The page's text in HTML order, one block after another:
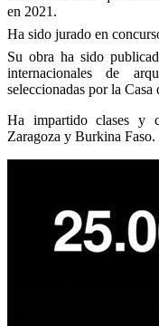
en 2021.
Ha sido jurado en
Su obra ha sido
internacionales de
seleccionadas por la
Ha impartido clases y
Zaragoza y Burkina Faso.